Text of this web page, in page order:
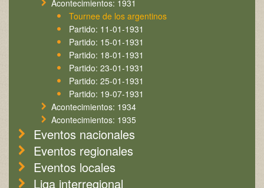
Acontecimientos: 1931
Tournee de los argentinos
Partido: 11-01-1931
Partido: 15-01-1931
Partido: 18-01-1931
Partido: 23-01-1931
Partido: 25-01-1931
Partido: 19-07-1931
Acontecimientos: 1934
Acontecimientos: 1935
Eventos nacionales
Eventos regionales
Eventos locales
Liga interregional